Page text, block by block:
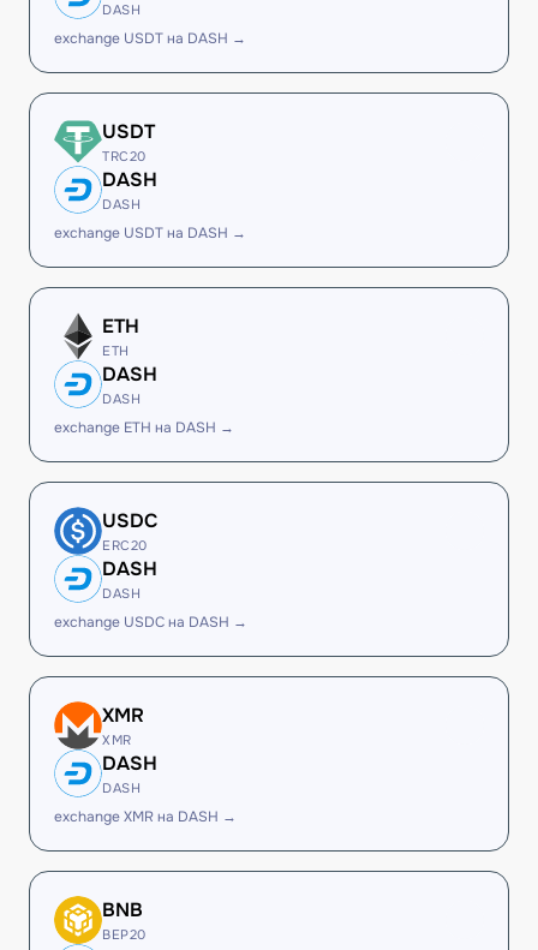
DASH
exchange USDT на DASH →
USDT
TRC20
DASH
DASH
exchange USDT на DASH →
ETH
ETH
DASH
DASH
exchange ETH на DASH →
USDC
ERC20
DASH
DASH
exchange USDC на DASH →
XMR
XMR
DASH
DASH
exchange XMR на DASH →
BNB
BEP20